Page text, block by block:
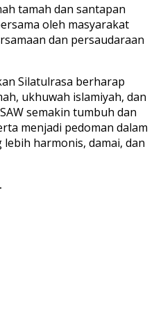
tamah dan santapan
oleh masyarakat
dan persaudaraan
Silatulrasa berharap
ukhuwah islamiyah, dan
semakin tumbuh dan
menjadi pedoman dalam
harmonis, damai, dan